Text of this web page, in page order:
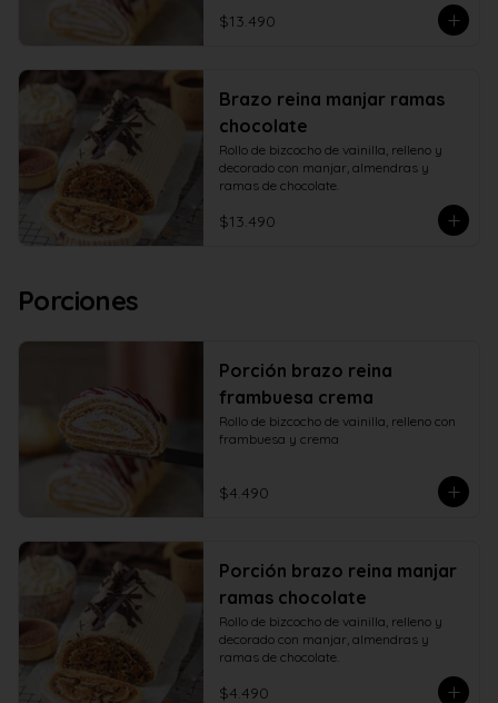
$13.490
Brazo reina manjar ramas
chocolate
Rollo de bizcocho de vainilla, relleno y
decorado con manjar, almendras y
ramas de chocolate.
$13.490
Porciones
Porción brazo reina
frambuesa crema
Rollo de bizcocho de vainilla, relleno con
frambuesa y crema
$4.490
Porción brazo reina manjar
ramas chocolate
Rollo de bizcocho de vainilla, relleno y
decorado con manjar, almendras y
ramas de chocolate.
$4.490